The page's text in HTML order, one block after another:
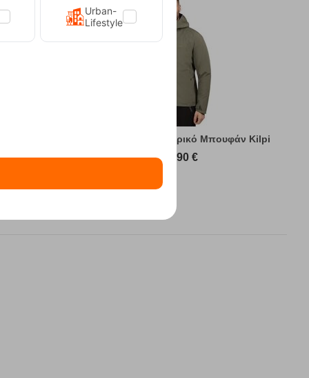
Sonna-M Green Ανδρικό Μπουφάν Kilpi
89,90 €
Urban-
Lifestyle